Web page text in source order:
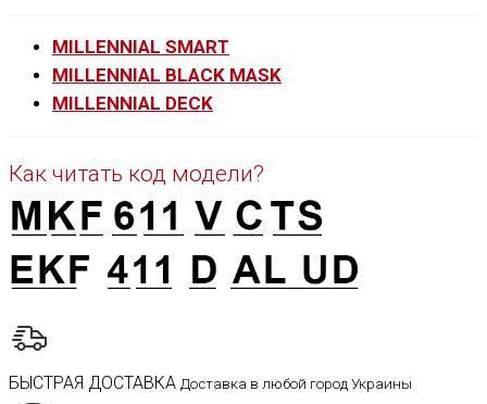
MILLENNIAL SMART
MILLENNIAL BLACK MASK
MILLENNIAL DECK
Как читать код модели?
БЫСТРАЯ ДОСТАВКА Доставка в любой город Украины